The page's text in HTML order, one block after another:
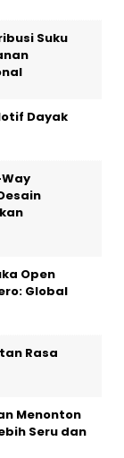
Suku
Dayak
Open
Global
Rasa
Menonton
Seru dan